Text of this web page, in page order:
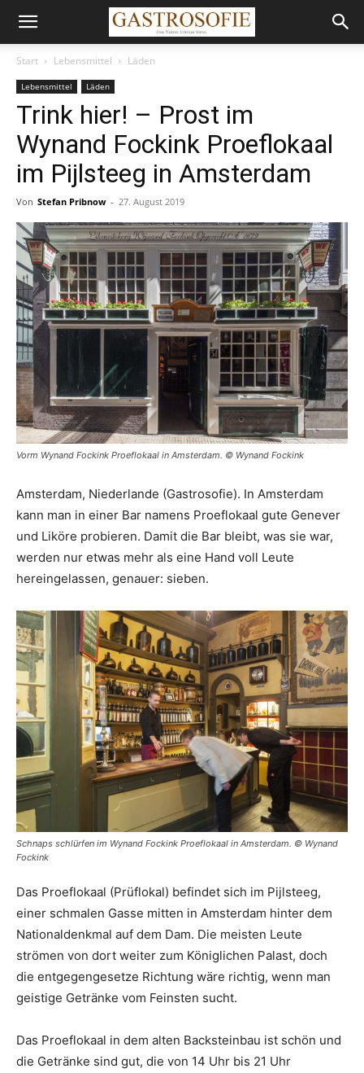
Start Lebensmittel Läden
Lebensmittel Läden
Trink hier! – Prost im
Wynand Fockink Proeflokaal
im Pijlsteeg in Amsterdam
Von Stefan Pribnow - 27. August 2019
Vorm Wynand Fockink Proeflokaal in Amsterdam. © Wynand Fockink
Amsterdam, Niederlande (Gastrosofie). In Amsterdam
kann man in einer Bar namens Proeflokaal gute Genever
und Liköre probieren. Damit die Bar bleibt, was sie war,
werden nur etwas mehr als eine Hand voll Leute
hereingelassen, genauer: sieben.
Schnaps schlürfen im Wynand Fockink Proeflokaal in Amsterdam. © Wynand
Fockink
Das Proeflokaal (Prüflokal) befindet sich im Pijlsteeg,
einer schmalen Gasse mitten in Amsterdam hinter dem
Nationaldenkmal auf dem Dam. Die meisten Leute
strömen von dort weiter zum Königlichen Palast, doch
die entgegengesetze Richtung wäre richtig, wenn man
geistige Getränke vom Feinsten sucht.
Das Proeflokaal in dem alten Backsteinbau ist schön und
die Getränke sind gut, die von 14 Uhr bis 21 Uhr